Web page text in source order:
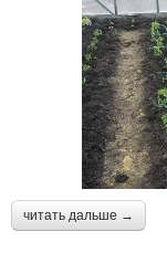
читать дальше →